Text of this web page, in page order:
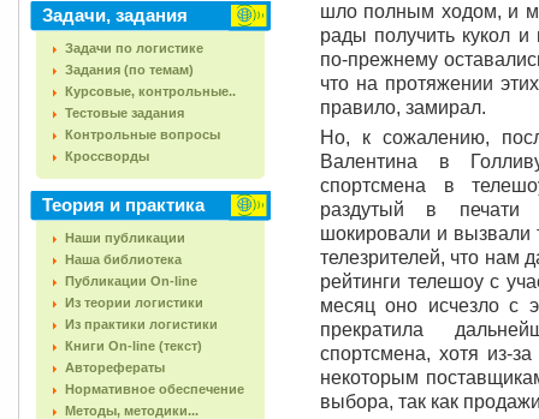
Задачи, задания
Задачи по логистике
Задания (по темам)
Курсовые, контрольные..
Тестовые задания
Контрольные вопросы
Кроссворды
Теория и практика
Наши публикации
Наша библиотека
Публикации On-line
Из теории логистики
Из практики логистики
Книги On-line (текст)
Авторефераты
Нормативное обеспечение
Методы, методики...
шло полным ходом, и
рады получить кукол
по-прежнему
что на протяжении
правило, замирал.
Но, к сожалению,
Валентина в
спортсмена в
раздутый в печати
шокировали и вызвали
телезрителей, что нам
рейтинги телешоу с
месяц оно исчезло с
прекратила
спортсмена, хотя из-
некоторым
выбора, так как